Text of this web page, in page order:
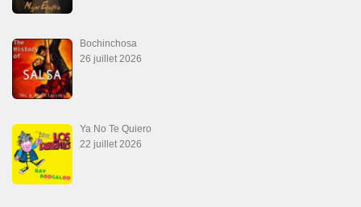
Bochinchosa
26 juillet 2026
Ya No Te Quiero
22 juillet 2026